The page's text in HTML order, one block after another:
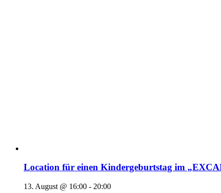
Location für einen Kindergeburtstag im
13. August @ 16:00 - 20:00